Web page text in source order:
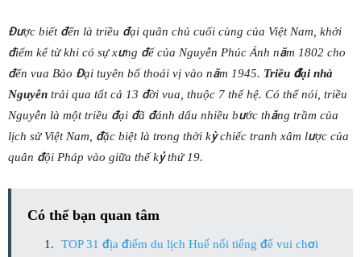
Được biết đến là triều đại quân chủ cuối cùng của Việt Nam, khởi
điểm kể từ khi có sự xưng đế của Nguyễn Phúc Ánh năm 1802 cho
đến vua Bảo Đại tuyên bố thoái vị vào năm 1945. Triều đại nhà
Nguyễn trải qua tất cả 13 đời vua, thuộc 7 thế hệ. Có thể nói, triều
Nguyễn là một triều đại đã đánh dấu nhiều bước thăng trầm của
lịch sử Việt Nam, đặc biệt là trong thời kỳ chiếc tranh xâm lược của
quân đội Pháp vào giữa thế kỷ thứ 19.
Có thể bạn quan tâm
TOP 31 địa điểm du lịch Huế nổi tiếng để vui chơi